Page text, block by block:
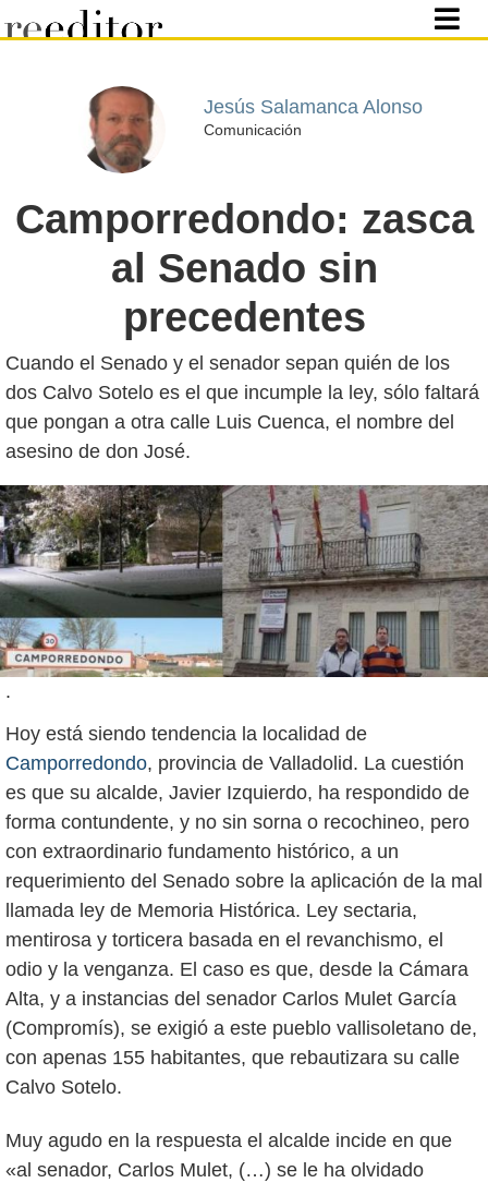
Jesús Salamanca Alonso
Comunicación
Camporredondo: zasca
al Senado sin
precedentes
Cuando el Senado y el senador sepan quién de los
dos Calvo Sotelo es el que incumple la ley, sólo faltará
que pongan a otra calle Luis Cuenca, el nombre del
.
Hoy está siendo tendencia la localidad de
Camporredondo, provincia de Valladolid. La cuestión
es que su alcalde, Javier Izquierdo, ha respondido de
forma contundente, y no sin sorna o recochineo, pero
con extraordinario fundamento histórico, a un
requerimiento del Senado sobre la aplicación de la mal
llamada ley de Memoria Histórica. Ley sectaria,
mentirosa y torticera basada en el revanchismo, el
odio y la venganza. El caso es que, desde la Cámara
Alta, y a instancias del senador Carlos Mulet García
(Compromís), se exigió a este pueblo vallisoletano de,
con apenas 155 habitantes, que rebautizara su calle
Calvo Sotelo.
Muy agudo en la respuesta el alcalde incide en que
«al senador, Carlos Mulet, (…) se le ha olvidado